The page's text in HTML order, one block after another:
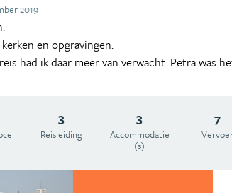
2019
en opgravingen.
had ik daar meer van verwacht. Petra was
3
Reisleiding
3
Accommodatie
(s)
7